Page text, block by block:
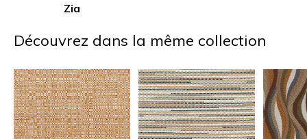
Zia
Découvrez dans la même collection